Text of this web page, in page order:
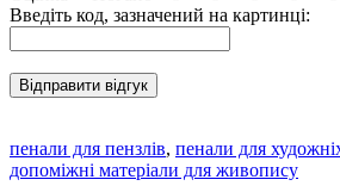
Введіть код, зазначений на картинці:
Відправити відгук
пенали для пензлів, пенали для
допоміжні матеріали для живопису